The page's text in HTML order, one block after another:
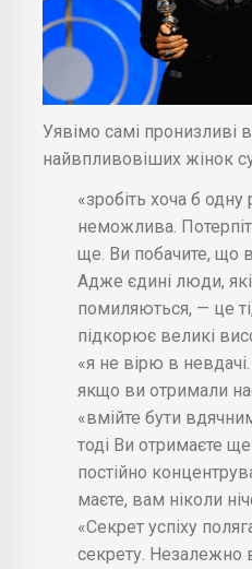
Уявімо самі пронизливі
найвпливовіших жінок
«зробіть хоча б одну
неможлива.
ще. Ви побачите, що
Адже єдині люди,
помиляються, — це
підкорює великі
«я не вірю в
якщо ви отримали
«вмійте бути
тоді Ви отримаєте
постійно
маєте, вам ніколи
«Секрет успіху
секрету. Незалежно